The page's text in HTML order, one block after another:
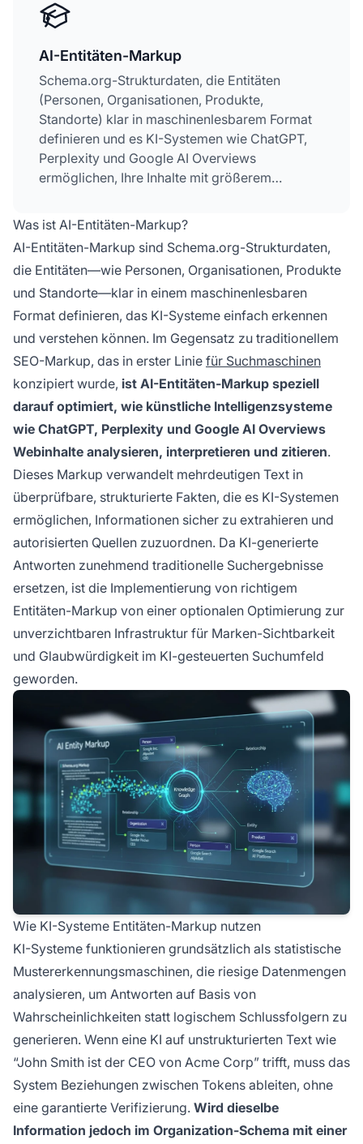
AI-Entitäten-Markup
Schema.org-Strukturdaten, die Entitäten
(Personen, Organisationen, Produkte,
Standorte) klar in maschinenlesbarem Format
definieren und es KI-Systemen wie ChatGPT,
Perplexity und Google AI Overviews
ermöglichen, Ihre Inhalte mit größerem
verstehen und zu zitieren.
Was ist AI-Entitäten-Markup?
AI-Entitäten-Markup sind Schema.org-Strukturdaten,
die Entitäten—wie Personen, Organisationen, Produkte
und Standorte—klar in einem maschinenlesbaren
Format definieren, das KI-Systeme einfach erkennen
und verstehen können. Im Gegensatz zu traditionellem
SEO-Markup, das in erster Linie für Suchmaschinen
konzipiert wurde, ist AI-Entitäten-Markup speziell
darauf optimiert, wie künstliche Intelligenzsysteme
wie ChatGPT, Perplexity und Google AI Overviews
Webinhalte analysieren, interpretieren und zitieren.
Dieses Markup verwandelt mehrdeutigen Text in
überprüfbare, strukturierte Fakten, die es KI-Systemen
ermöglichen, Informationen sicher zu extrahieren und
autorisierten Quellen zuzuordnen. Da KI-generierte
Antworten zunehmend traditionelle Suchergebnisse
ersetzen, ist die Implementierung von richtigem
Entitäten-Markup von einer optionalen Optimierung zur
unverzichtbaren Infrastruktur für Marken-Sichtbarkeit
und Glaubwürdigkeit im KI-gesteuerten Suchumfeld
geworden.
Wie KI-Systeme Entitäten-Markup nutzen
KI-Systeme funktionieren grundsätzlich als statistische
Mustererkennungsmaschinen, die riesige Datenmengen
analysieren, um Antworten auf Basis von
Wahrscheinlichkeiten statt logischem Schlussfolgern zu
generieren. Wenn eine KI auf unstrukturierten Text wie
“John Smith ist der CEO von Acme Corp” trifft, muss das
System Beziehungen zwischen Tokens ableiten, ohne
eine garantierte Verifizierung. Wird dieselbe
Information jedoch im Organization-Schema mit einer